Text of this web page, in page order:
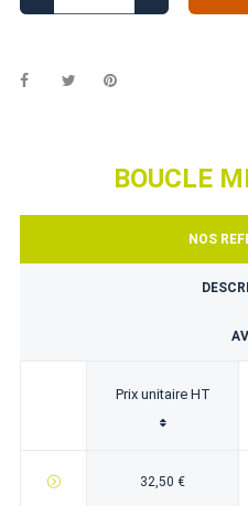
BOUCLE
NOS
Prix unitaire HT
32,50 €